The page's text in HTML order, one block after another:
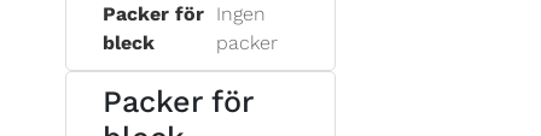
Packer för
bleck
Ingen
packer
Packer för